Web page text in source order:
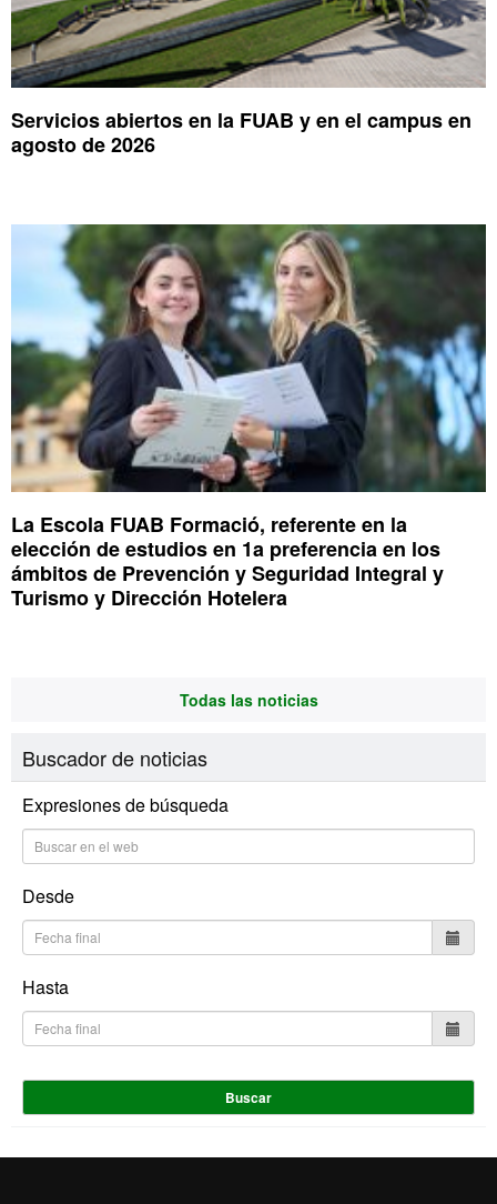
Servicios abiertos en la FUAB y en el campus en
agosto de 2026
La Escola FUAB Formació, referente en la
elección de estudios en 1a preferencia en los
ámbitos de Prevención y Seguridad Integral y
Turismo y Dirección Hotelera
Todas las noticias
Buscador de noticias
Expresiones de búsqueda
Desde
Hasta
Buscar